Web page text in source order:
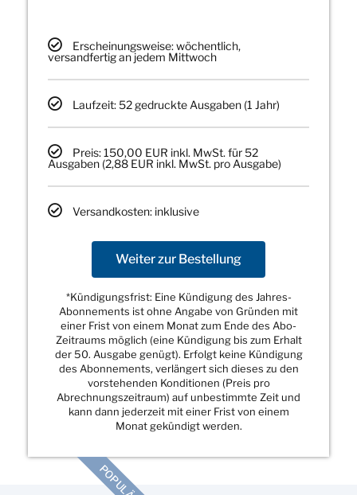
Erscheinungsweise: wöchentlich,
versandfertig an jedem Mittwoch
Laufzeit: 52 gedruckte Ausgaben (1 Jahr)
Preis: 150,00 EUR inkl. MwSt. für 52
Ausgaben (2,88 EUR inkl. MwSt. pro Ausgabe)
Versandkosten: inklusive
Weiter zur Bestellung
*Kündigungsfrist: Eine Kündigung des Jahres-
Abonnements ist ohne Angabe von Gründen mit
einer Frist von einem Monat zum Ende des Abo-
Zeitraums möglich (eine Kündigung bis zum Erhalt
der 50. Ausgabe genügt). Erfolgt keine Kündigung
des Abonnements, verlängert sich dieses zu den
vorstehenden Konditionen (Preis pro
Abrechnungszeitraum) auf unbestimmte Zeit und
kann dann jederzeit mit einer Frist von einem
Monat gekündigt werden.
POPULÄR